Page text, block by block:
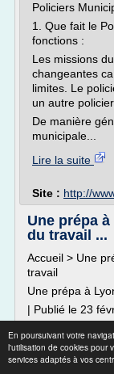
En poursuivant votre
l'utilisation de cookies pour
services adaptés à vos
Policiers
1. Que fait le
fonctions :
Les missions
changeantes
limites. Le
un autre
De manière
municipale...
Lire la suite
Site : http://
Une prépa
du travail ...
Accueil > Une
travail
Une prépa à
| Publié le 23
Le ministère
place le 25 juin
une classe